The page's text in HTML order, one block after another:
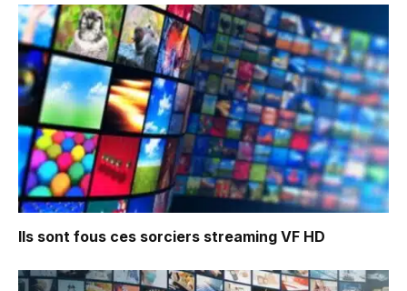
Ils sont fous ces sorciers streaming VF HD